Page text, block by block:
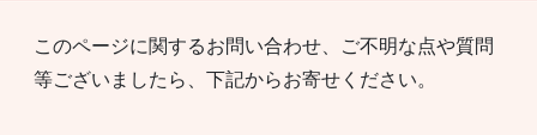
このページに関するお問い合わせ、ご不明な点や質問
等ございましたら、下記からお寄せください。